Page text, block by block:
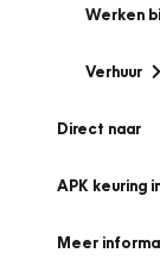
Werken
Verhuur
Direct naar
APK keuring
Meer